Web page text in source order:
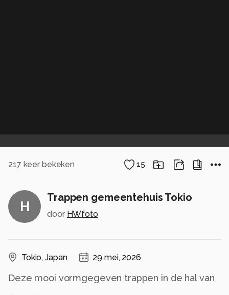
217 keer bekeken 15
H
Trappen gemeentehuis Tokio
door HWfoto
Tokio,Japan 29 mei, 2026
Deze mooi vormgegeven trappen in de hal van